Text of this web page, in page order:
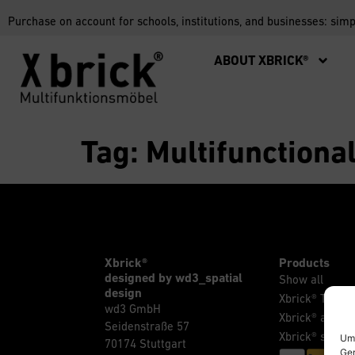
Purchase on account for schools, institutions, and businesses:
ABOUT XBRICK®
Tag:
Xbrick®
designed by wd3_spatial
design
wd3 GmbH
Seidenstraße 57
70174 Stuttgart
Products
Show all
Xbrick® The
Xbrick®
Xbrick® sets